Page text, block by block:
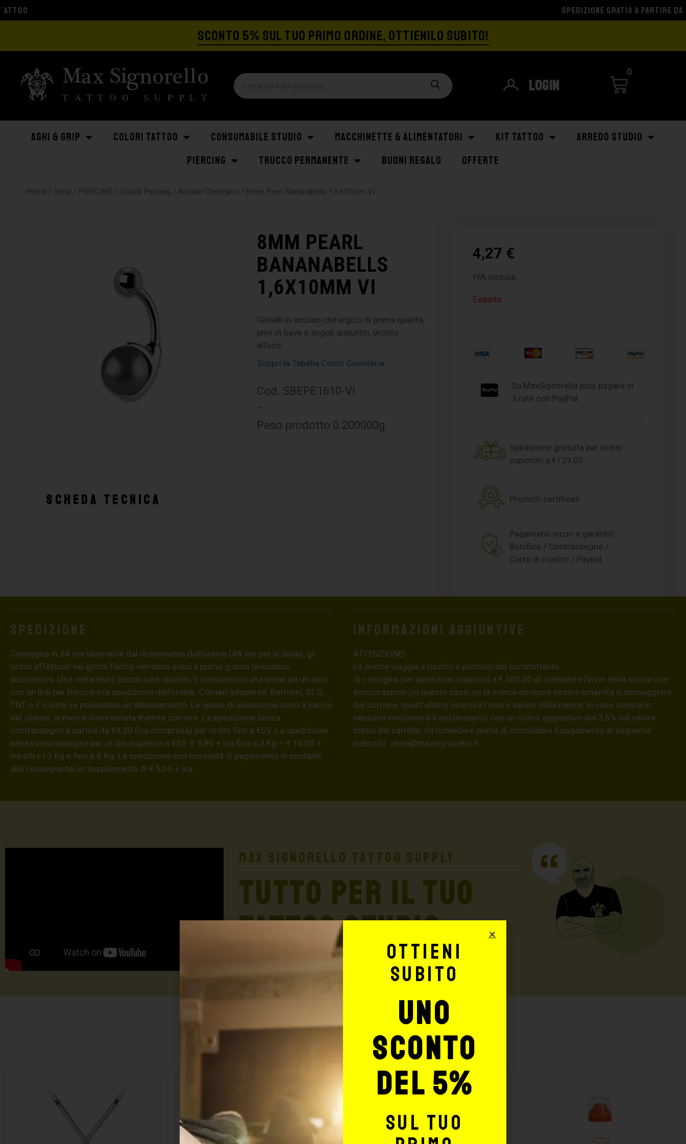
SCONTO 5% SUL TUO PRIMO ORDINE, OTTIENILO SUBITO!
Login
0
AGHI & GRIP COLORI TATTOO CONSUMABILE STUDIO MACCHINETTE & ALIMENTATORI KIT TATTOO
ARREDO STUDIO
PIERCING
TRUCCO PERMANENTE BUONI REGALO OFFERTE
Home / Shop / PIERCING / Gioielli Piercing / Acciaio Chirurgico / 8mm Pearl Bananabells 1,6x10mm VI
8MM PEARL
BANANABELLS
1,6X10MM VI
Gioielli in acciaio chirurgico di prima qualità,
privi di bave o angoli appuntiti, pronto
all’uso.
Scopri la Tabella Colori Gioielleria
Cod. SBEPE1610-VI
–
Peso prodotto 0.200000g
SCHEDA TECNICA
4,27 €
IVA Inclusa
Esaurito
Su MaxSignorello puoi pagare in
3 rate con PayPal
Spedizione gratuita per ordini
superiori a €129,00
Prodotti certificati
Pagamenti sicuri e garantiti
Bonifico / Contrassegno /
Carte di credito / Paypal
Spedizione
Consegna in 24 ore lavorative dal ricevimento dell’ordine (48 ore per le isole), gli
ordini effettuati nei giorni festivi verranno evasi il primo giorno lavorativo
successivo. Una volta che il pacco sarà spedito ti manderemo una email ed un sms
con un link per tracciare la spedizione dell’ordine. Corrieri adoperati: Bartolini, GLS,
TNT o il vostro se possedete un abbonamento. Le spese di spedizione sono a carico
del cliente; la merce viene inviata tramite corriere. La spedizione senza
contrassegno a partire da €8,20 (iva compresa) per ordini fino a €55. La spedizione
senza contrassegno per ordini superiori a €55: € 5,90 + iva fino a 3 Kg – € 10,00 +
iva oltre i 3 Kg e fino a 8 Kg. La spedizione con modalità di pagamento in contanti
alla consegna ha un supplemento di € 5,00 + iva.
Informazioni aggiuntive
ATTENZIONE!
La merce viaggia a rischio e pericolo del committente.
Si consiglia, per spedizioni superiori a € 500,00 di richiedere l’invio della merce con
assicurazione (in questo caso, se la merce dovesse essere smarrita o danneggiata
dal corriere, quest’ultimo risarcirà l’intero valore della merce, in caso contrario
nessuno rimborserà il destinatario) con un costo aggiuntivo del 3,5% sul valore
totale del carrello, da richiedere prima di concludere il pagamento al seguente
indirizzo: shop@maxsignorello.it
Max Signorello Tattoo Supply
TUTTO PER IL TUO
TATTOO STUDIO
Potrebbe interessarti anche:
Ottieni
subito
uno
sconto
del 5%
sul tuo